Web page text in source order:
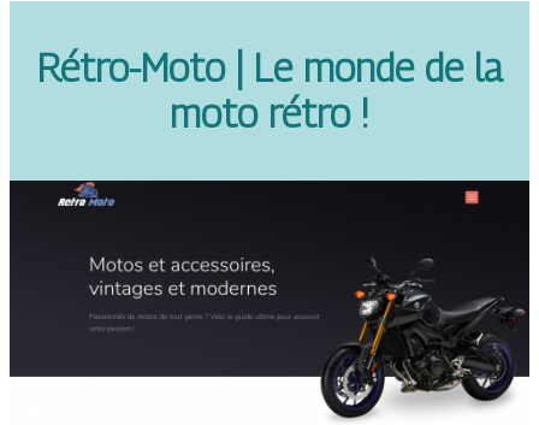
Rétro-Moto | Le monde de la
moto rétro !